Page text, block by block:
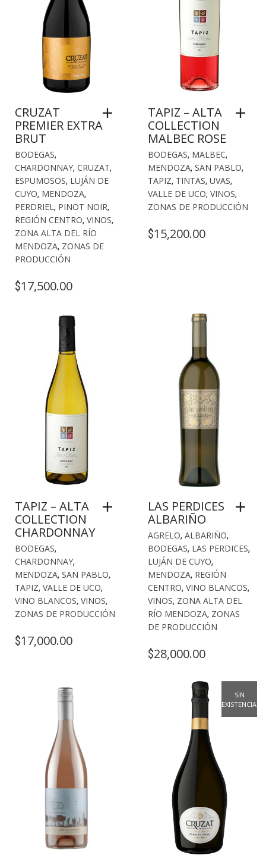
CRUZAT
PREMIER EXTRA
BRUT
BODEGAS,
CHARDONNAY, CRUZAT,
ESPUMOSOS, LUJÁN DE
CUYO, MENDOZA,
PERDRIEL, PINOT NOIR,
REGIÓN CENTRO, VINOS,
ZONA ALTA DEL RÍO
MENDOZA, ZONAS DE
PRODUCCIÓN
$17,500.00
TAPIZ – ALTA
COLLECTION
MALBEC ROSE
BODEGAS, MALBEC,
MENDOZA, SAN PABLO,
TAPIZ, TINTAS, UVAS,
VALLE DE UCO, VINOS,
ZONAS DE PRODUCCIÓN
$15,200.00
TAPIZ – ALTA
COLLECTION
CHARDONNAY
BODEGAS,
CHARDONNAY,
MENDOZA, SAN PABLO,
TAPIZ, VALLE DE UCO,
VINO BLANCOS, VINOS,
ZONAS DE PRODUCCIÓN
$17,000.00
LAS PERDICES
ALBARIÑO
AGRELO, ALBARIÑO,
BODEGAS, LAS PERDICES,
LUJÁN DE CUYO,
MENDOZA, REGIÓN
CENTRO, VINO BLANCOS,
VINOS, ZONA ALTA DEL
RÍO MENDOZA, ZONAS
DE PRODUCCIÓN
$28,000.00
SIN
EXISTENCIAS